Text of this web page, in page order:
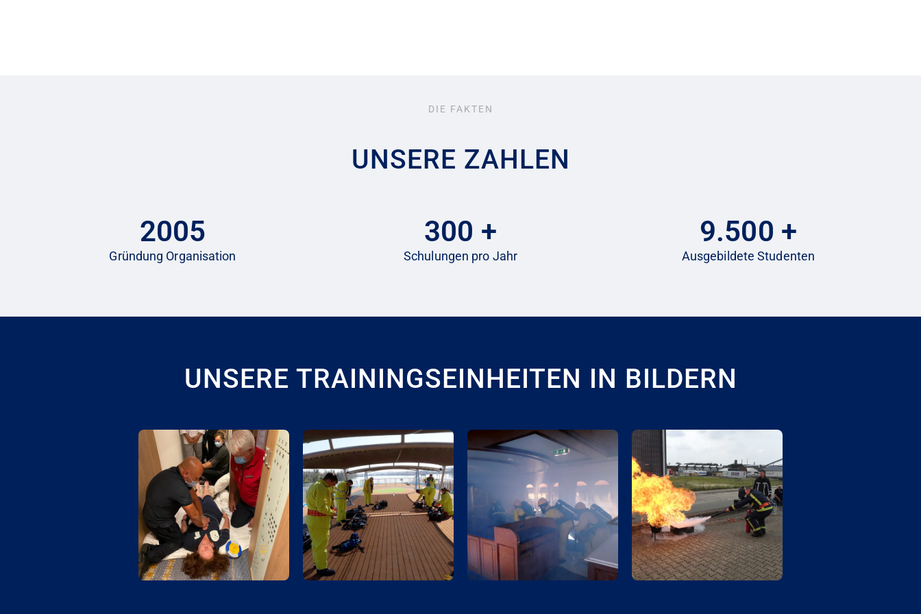
DIE FAKTEN
UNSERE ZAHLEN
2005
Gründung Organisation
300 +
Schulungen pro Jahr
9.500 +
Ausgebildete Studenten
UNSERE TRAININGSEINHEITEN IN BILDERN